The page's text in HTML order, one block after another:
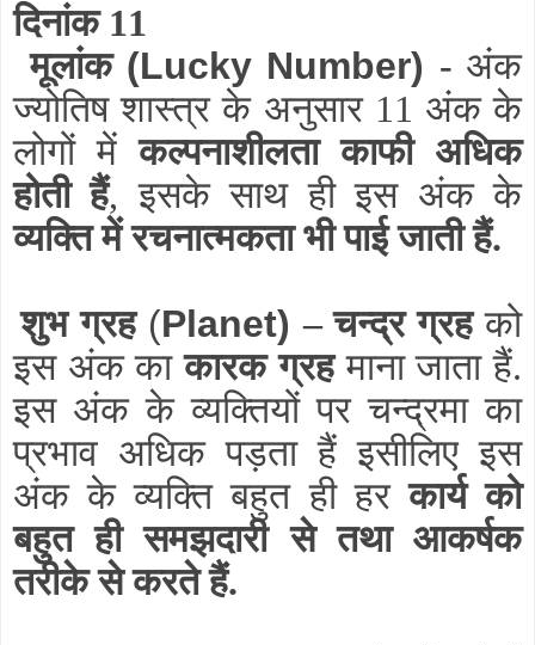
दिनांक 11
मूलांक (Lucky Number) - अंक
ज्योतिष शास्त्र के अनुसार 11 अंक के
लोगों मेंकल्पनाशीलता काफी अधिक
होती हैं, इसके साथ ही इस अंक के
व्यक्ति में रचनात्मकता भी पाई जाती हैं.
शुभ ग्रह (Planet) – चन्द्र ग्रहको
इस अंक काकारक ग्रहमाना जाता हैं.
इस अंक के व्यक्तियों पर चन्द्रमा का
प्रभाव अधिक पड़ता हैं इसीलिए इस
अंक के व्यक्ति बहुत ही हरकार्य को
बहुत ही समझदारी से तथा आकर्षक
तरीके से करते हैं.